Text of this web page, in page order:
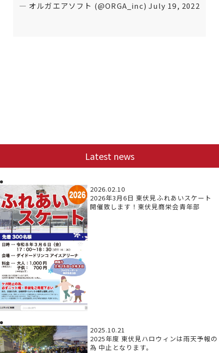
— オルガエアソフト (@ORGA_inc)July 19, 2022
Latest news
2026.02.10
2026年3月6日 東伏見ふれあいスケート
開催致します！東伏見商栄会青年部
2025.10.21
2025年度 東伏見ハロウィンは雨天予報の
為 中止となります。